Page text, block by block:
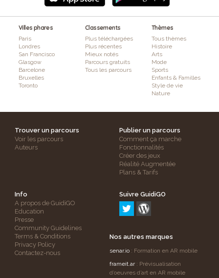
Villes phares
Paris
Londres
San Francisco
Glasgow
Barcelone
Bruxelles
Toronto
Classements
Plus téléchargées
Plus récentes
Mieux notés
Parcours gratuits
Tous les parcours
Thèmes
Tous thèmes
Histoire
Arts
Mode
Sports
Enfants & Familles
Style de vie
Nature
Trouver un parcours
Voir les parcours
Auteurs
Publier un parcours
Comment ça marche
Fonctionnalités
Créer des jeux
Réalité Augmentée
Plans & Tarifs
Info
A propos de GuidiGO
Education
Presse
Community Guidelines
Terms & Conditions
Privacy Policy
Contactez-nous
Suivre GuidiGO
Nos autres marques
senar.io : Formation en AR mobile
frameit.ar: Prévisualisation
d’oeuvres d’art en AR mobile